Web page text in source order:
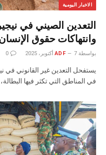
الاخبار اليومية
التعدين الصيني في
وانتهاكات حقوق
بواسطة ADF 7 أكتوبر، 2025 0
يستفحل التعدين غير القانوني في
في المناطق التي تكثر فيها